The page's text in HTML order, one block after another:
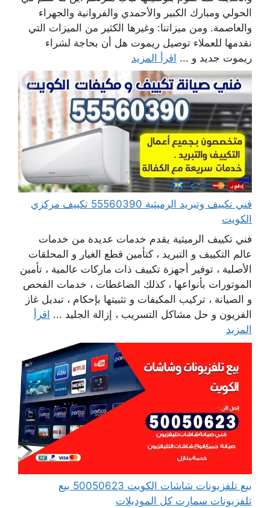
الحولي ومبارك الكبير والأحمدي والفروانية والجهراء
والعاصمة. ومن ميزاتنا: وغيرها الكثير من الميزات التي
نقدمها للعملاء توصيل ريموت هل أن بحاجة لشراء
ريموت جديد و ... اقرأ المزيد
فني تكييف وتبريد الرميثية 55560390 تكييف مركزي
الكويت
فني تكييف الرميثية يقدم خدمات عديدة من خدمات
عالم التكييف و التبريد ، كتأمين قطع الغيار و المحلقات
الأصلية ، توفير أجهزة تكييف ذات ماركات عالمية ، تأمين
الموتورات بأنواعها ، كذلك الضاغطات ، خدمات الفحص
و الصيانة ، تركيب المكيفات و تثبيتها بإحكام ، تبديل غاز
الفريون و حل مشاكل التسريب ، إزالة الجليد ... اقرأ
المزيد
بيع تلفزيونات شاشات الكويت 50050623 بيع
تلفزيونات سمارت كل الموديلات